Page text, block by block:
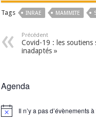
Tags INRAE MAMMITE
Précédent
Covid-19 : les soutiens
inadaptés »
Agenda
Notice Il n’y a pas d’évènements